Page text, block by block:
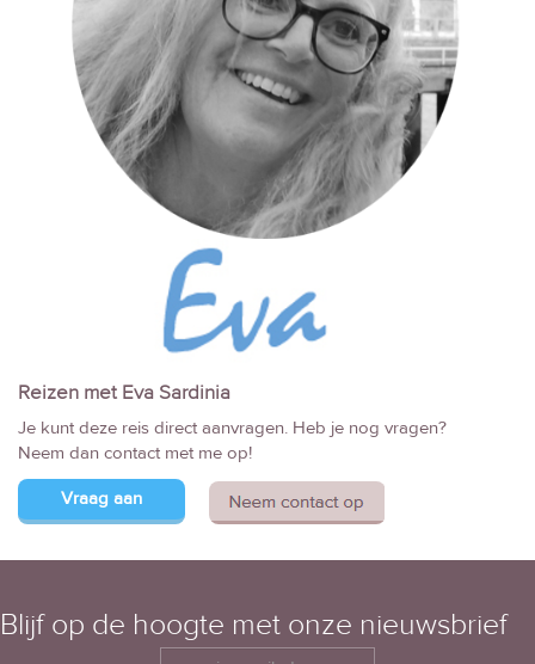
Reizen met Eva Sardinia
Je kunt deze reis direct aanvragen. Heb je nog vragen?
Neem dan contact met me op!
Vraag aan
Blijf op de hoogte met onze nieuwsbrief